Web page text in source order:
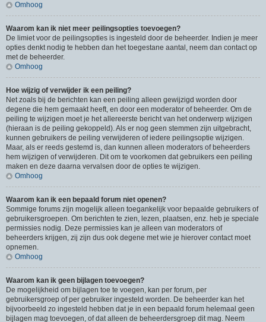
Omhoog
Waarom kan ik niet meer peilingsopties toevoegen?
De limiet voor de peilingsopties is ingesteld door de beheerder. Indien je meer
opties denkt nodig te hebben dan het toegestane aantal, neem dan contact op
met de beheerder.
Omhoog
Hoe wijzig of verwijder ik een peiling?
Net zoals bij de berichten kan een peiling alleen gewijzigd worden door
degene die hem gemaakt heeft, en door een moderator of beheerder. Om de
peiling te wijzigen moet je het allereerste bericht van het onderwerp wijzigen
(hieraan is de peiling gekoppeld). Als er nog geen stemmen zijn uitgebracht,
kunnen gebruikers de peiling verwijderen of iedere peilingsoptie wijzigen.
Maar, als er reeds gestemd is, dan kunnen alleen moderators of beheerders
hem wijzigen of verwijderen. Dit om te voorkomen dat gebruikers een peiling
maken en deze daarna vervalsen door de opties te wijzigen.
Omhoog
Waarom kan ik een bepaald forum niet openen?
Sommige forums zijn mogelijk alleen toegankelijk voor bepaalde gebruikers of
gebruikersgroepen. Om berichten te zien, lezen, plaatsen, enz. heb je speciale
permissies nodig. Deze permissies kan je alleen van moderators of
beheerders krijgen, zij zijn dus ook degene met wie je hierover contact moet
opnemen.
Omhoog
Waarom kan ik geen bijlagen toevoegen?
De mogelijkheid om bijlagen toe te voegen, kan per forum, per
gebruikersgroep of per gebruiker ingesteld worden. De beheerder kan het
bijvoorbeeld zo ingesteld hebben dat je in een bepaald forum helemaal geen
bijlagen mag toevoegen, of dat alleen de beheerdersgroep dit mag. Neem